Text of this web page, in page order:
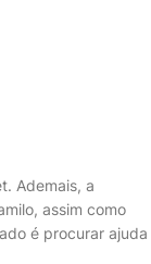
Ademais, a
assim como
é procurar ajuda